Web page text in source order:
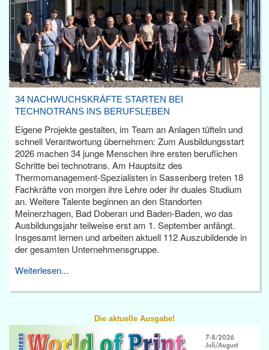
34 NACHWUCHSKRÄFTE STARTEN BEI
TECHNOTRANS INS BERUFSLEBEN
Eigene Projekte gestalten, im Team an Anlagen tüfteln und
schnell Verantwortung übernehmen: Zum Ausbildungsstart
2026 machen 34 junge Menschen ihre ersten beruflichen
Schritte bei technotrans. Am Hauptsitz des
Thermomanagement-Spezialisten in Sassenberg treten 18
Fachkräfte von morgen ihre Lehre oder ihr duales Studium
an. Weitere Talente beginnen an den Standorten
Meinerzhagen, Bad Doberan und Baden-Baden, wo das
Ausbildungsjahr teilweise erst am 1. September anfängt.
Insgesamt lernen und arbeiten aktuell 112 Auszubildende in
der gesamten Unternehmensgruppe.
Weiterlesen...
Die aktuelle Ausgabe!